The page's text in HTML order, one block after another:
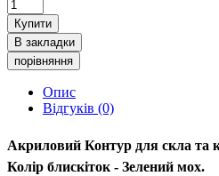
Купити
В закладки
порівняння
Опис
Відгуків (0)
Акриловий Контур для скла та
Колір блискіток - Зелений мох.